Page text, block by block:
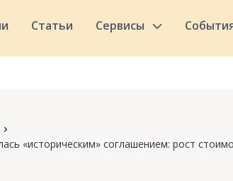
Статьи Сервисы
«историческим» соглашением: рост